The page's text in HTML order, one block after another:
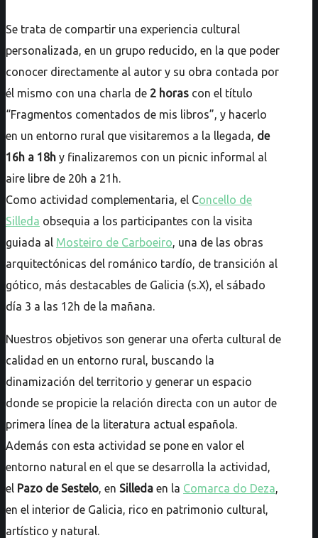
Se trata de compartir una experiencia cultural
personalizada, en un grupo reducido, en la que poder
conocer directamente al autor y su obra contada por
él mismo con una charla de 2 horas con el título
“Fragmentos comentados de mis libros”, y hacerlo
en un entorno rural que visitaremos a la llegada, de
16h a 18h y finalizaremos con un picnic informal al
aire libre de 20h a 21h.
Como actividad complementaria, el Concello de
Silleda obsequia a los participantes con la visita
guiada al Mosteiro de Carboeiro, una de las obras
arquitectónicas del románico tardío, de transición al
gótico, más destacables de Galicia (s.X), el sábado
día 3 a las 12h de la mañana.
Nuestros objetivos son generar una oferta cultural de
calidad en un entorno rural, buscando la
dinamización del territorio y generar un espacio
donde se propicie la relación directa con un autor de
primera línea de la literatura actual española.
Además con esta actividad se pone en valor el
entorno natural en el que se desarrolla la actividad,
el Pazo de Sestelo, en Silleda en la Comarca do Deza,
en el interior de Galicia, rico en patrimonio cultural,
artístico y natural.